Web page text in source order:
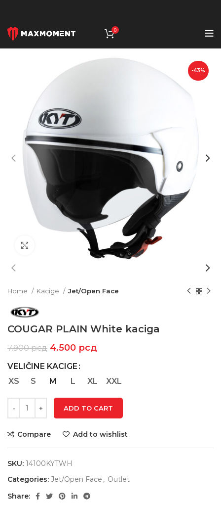
0
-43%
Click to enlarge
Home Kacige Jet/Open Face
COUGAR PLAIN White kaciga
7.900рсд 4.500 рсд
VELIČINE KACIGE
XS
S M L XL XXL
ADD TO CART
Compare Add to wishlist
SKU: 14100KYTWH
Categories: Jet/Open Face , Outlet
Share: